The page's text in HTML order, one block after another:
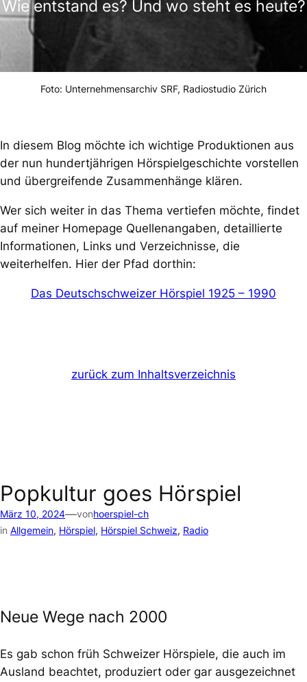
Wie entstand es? Und wo steht es heute?
Foto: Unternehmensarchiv SRF, Radiostudio Zürich
In diesem Blog möchte ich wichtige Produktionen aus
der nun hundertjährigen Hörspielgeschichte vorstellen
und übergreifende Zusammenhänge klären.
Wer sich weiter in das Thema vertiefen möchte, findet
auf meiner Homepage Quellenangaben, detaillierte
Informationen, Links und Verzeichnisse, die
weiterhelfen. Hier der Pfad dorthin:
Das Deutschschweizer Hörspiel 1925 – 1990
zurück zum Inhaltsverzeichnis
Popkultur goes Hörspiel
März 10, 2024—vonhoerspiel-ch
in Allgemein, Hörspiel, Hörspiel Schweiz, Radio
Neue Wege nach 2000
Es gab schon früh Schweizer Hörspiele, die auch im
Ausland beachtet, produziert oder gar ausgezeichnet